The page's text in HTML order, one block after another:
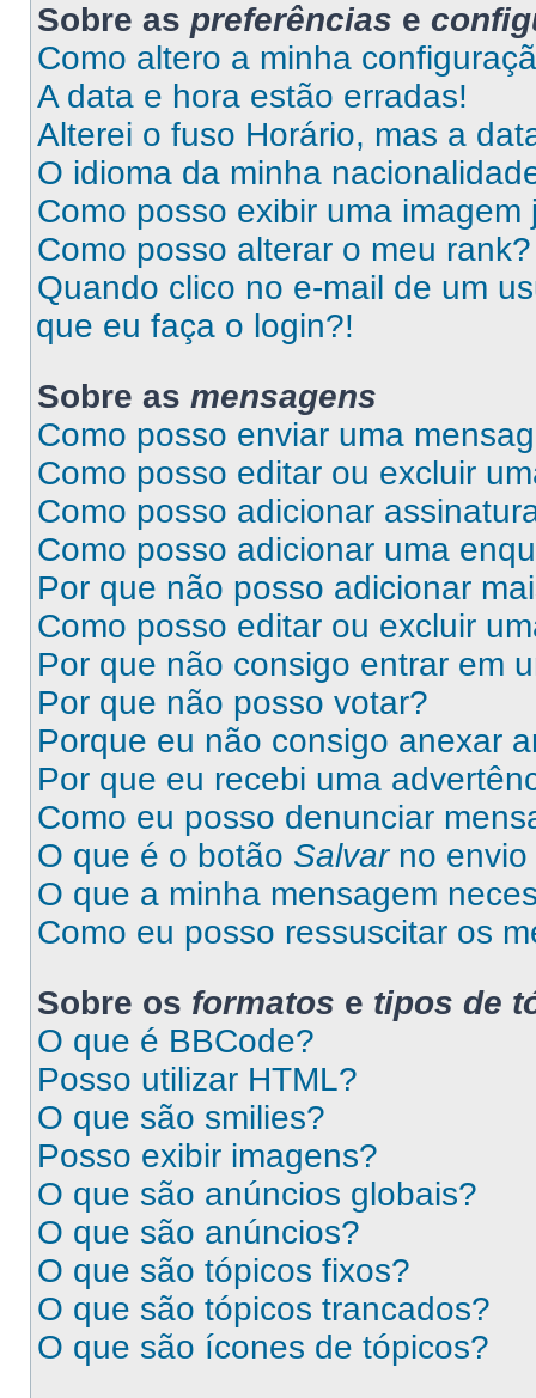
Sobre as preferências e
Como altero a minha
A data e hora estão erradas!
Alterei o fuso Horário, mas a
O idioma da minha
Como posso exibir uma
Como posso alterar o meu rank?
Quando clico no e-mail de um
que eu faça o login?!
Sobre as mensagens
Como posso enviar uma
Como posso editar ou excluir
Como posso adicionar
Como posso adicionar uma
Por que não posso adicionar
Como posso editar ou excluir
Por que não consigo entrar em
Por que não posso votar?
Porque eu não consigo anexar
Por que eu recebi uma
Como eu posso denunciar
O que é o botão Salvarno envio
O que a minha mensagem
Como eu posso ressuscitar os
Sobre os formatos e tipos de
O que é BBCode?
Posso utilizar HTML?
O que são smilies?
Posso exibir imagens?
O que são anúncios globais?
O que são anúncios?
O que são tópicos fixos?
O que são tópicos trancados?
O que são ícones de tópicos?